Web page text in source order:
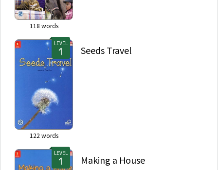
118 words
LEVEL
122 words
Seeds Travel
LEVEL
Making a House